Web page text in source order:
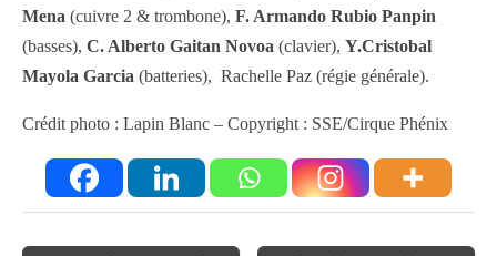
Mena (cuivre 2 & trombone), F. Armando Rubio Panpin
(basses), C. Alberto Gaitan Novoa (clavier), Y.Cristobal
Mayola Garcia (batteries), Rachelle Paz (régie générale).
Crédit photo : Lapin Blanc – Copyright : SSE/Cirque Phénix